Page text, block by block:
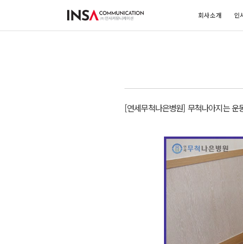
회사소개 인
[연세무척나은병원] 무척나아지는 운